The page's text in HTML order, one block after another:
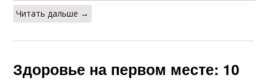
Читать дальше →
Здоровье на первом месте: 10